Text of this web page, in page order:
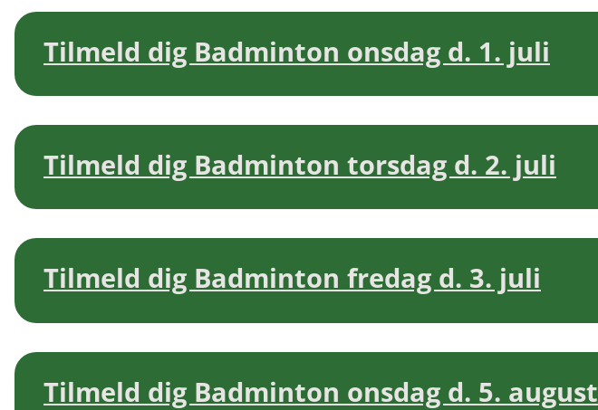
Tilmeld dig Badminton onsdag d. 1. juli
Tilmeld dig Badminton torsdag d. 2. juli
Tilmeld dig Badminton fredag d. 3. juli
Tilmeld dig Badminton onsdag d. 5. august